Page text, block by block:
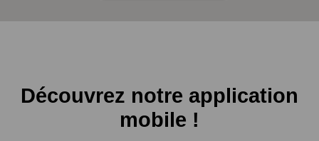
Découvrez notre application
mobile !